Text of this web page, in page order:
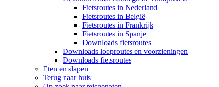
Fietsroutes in Nederland
Fietsroutes in België
Fietsroutes in Frankrijk
Fietsroutes in Spanje
Downloads fietsroutes
Downloads looproutes en voorzieningen
Downloads fietsroutes
Eten en slapen
Terug naar huis